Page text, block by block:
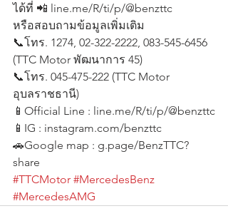
ได้ที่ 📲 line.me/R/ti/p/@benzttc
หรือสอบถามข้อมูลเพิ่มเติม
📞โทร. 1274, 02-322-2222, 083-545-6456
(TTC Motor พัฒนาการ 45)
📞โทร. 045-475-222 (TTC Motor
อุบลราชธานี)
📱Official Line : line.me/R/ti/p/@benzttc
📱IG : instagram.com/benzttc
🚗Google map : g.page/BenzTTC?
share
#TTCMotor #MercedesBenz
#MercedesAMG